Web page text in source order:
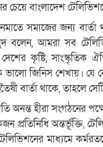
চেয়ে বাংলাদেশ
সমাজের জন্য
বলেন, আমরা সব
কৃষ্টি, সাংস্কৃতিক
জিনিস শেখায়। যে
বার্তা থাকে, তাহলে
অনন্ত হীরা সংগঠনের
প্রতিনিধি অন্তর্ভূক্তি,
মাধ্যমে